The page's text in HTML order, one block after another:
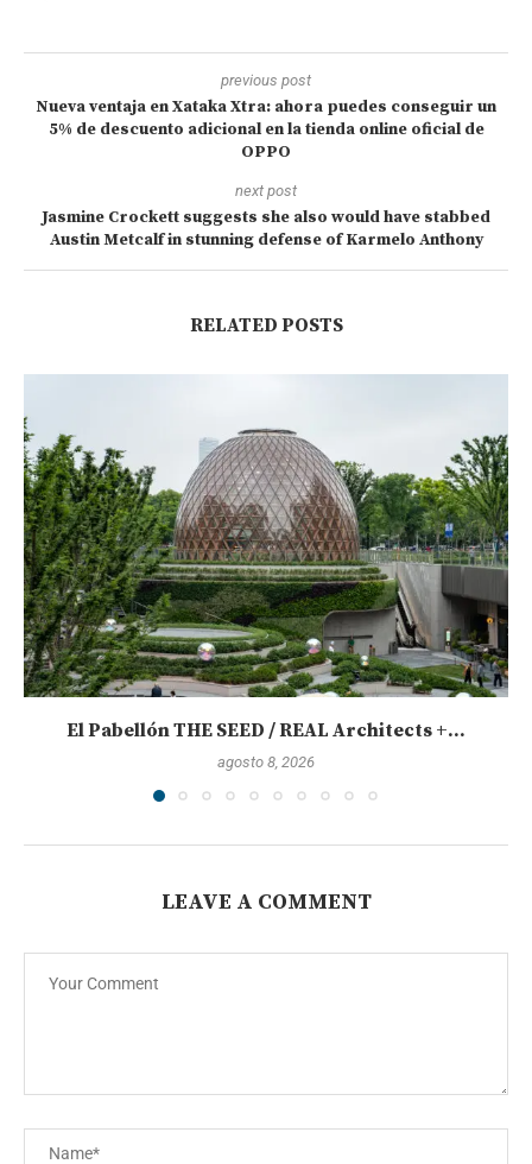
previous post
Nueva ventaja en Xataka Xtra: ahora puedes conseguir un
5% de descuento adicional en la tienda online oficial de
OPPO
next post
Jasmine Crockett suggests she also would have stabbed
Austin Metcalf in stunning defense of Karmelo Anthony
RELATED POSTS
El Pabellón THE SEED / REAL Architects +...
agosto 8, 2026
LEAVE A COMMENT